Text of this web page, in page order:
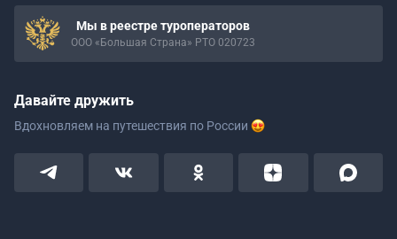
Мы в реестре туроператоров
ООО «Большая Страна» РТО 020723
Давайте дружить
Вдохновляем на путешествия по России